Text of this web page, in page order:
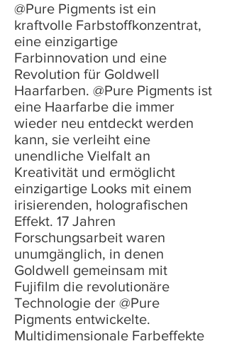
@Pure Pigments ist ein
kraftvolle Farbstoffkonzentrat,
eine einzigartige
Farbinnovation und eine
Revolution für Goldwell
Haarfarben. @Pure Pigments ist
eine Haarfarbe die immer
wieder neu entdeckt werden
kann, sie verleiht eine
unendliche Vielfalt an
Kreativität und ermöglicht
einzigartige Looks mit einem
irisierenden, holografischen
Effekt. 17 Jahren
Forschungsarbeit waren
unumgänglich, in denen
Goldwell gemeinsam mit
Fujifilm die revolutionäre
Technologie der @Pure
Pigments entwickelte.
Multidimensionale Farbeffekte